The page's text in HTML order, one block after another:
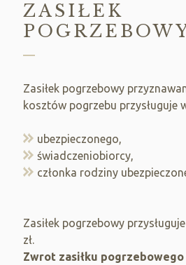
ZASIŁEK
Zasiłek pogrzebowy
kosztów pogrzebu przysługuje
ubezpieczonego,
świadczeniobiorcy,
członka rodziny
Zasiłek pogrzebowy
zł.
Zwrot zasiłku pogrzebowego